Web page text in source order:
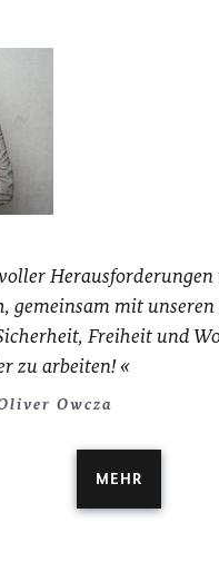
Herausforderungen
gemeinsam mit
Freiheit und
zu arbeiten!
Owcza
MEHR